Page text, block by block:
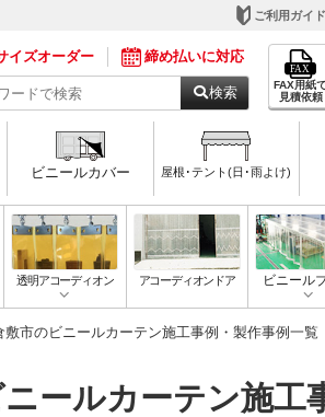
ご利用ガイ
イズオーダー 締め払いに対応
検索
FAX用紙
見積依頼
ビニールカバー 屋根･テント(日･雨よけ)
透明アコーディオン アコーディオンドア ビニール
敷市のビニールカーテン施工事例・製作事例一覧
ールカーテン施工